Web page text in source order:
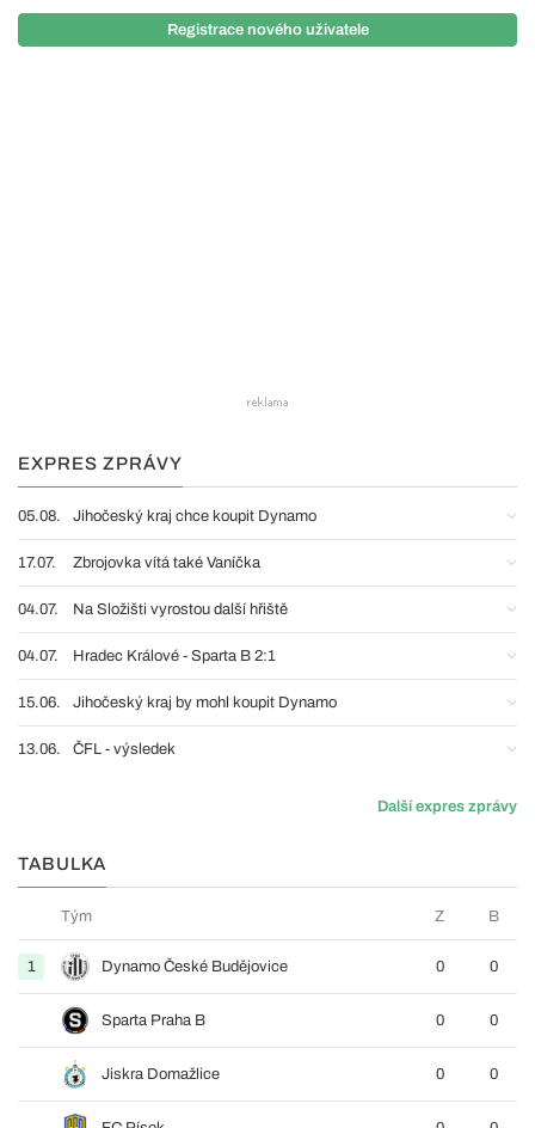
Registrace nového uživatele
EXPRES ZPRÁVY
05.08. Jihočeský kraj chce koupit Dynamo
17.07. Zbrojovka vítá také Vaníčka
04.07. Na Složišti vyrostou další hřiště
04.07. Hradec Králové - Sparta B 2:1
15.06. Jihočeský kraj by mohl koupit Dynamo
13.06. ČFL - výsledek
Další expres zprávy
TABULKA
Tým Z B
1 Dynamo České Budějovice 0 0
Sparta Praha B 0 0
Jiskra Domažlice 0 0